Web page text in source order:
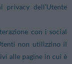
privacy dell’Utente
con i social
non utilizzino il
alle pagine in cui è